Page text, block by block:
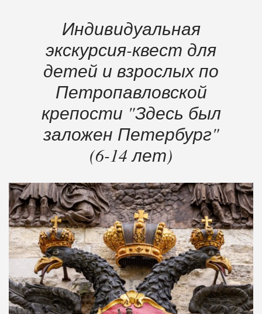
Индивидуальная
экскурсия-квест для
детей и взрослых по
Петропавловской
крепости "Здесь был
заложен Петербург"
(6-14 лет)